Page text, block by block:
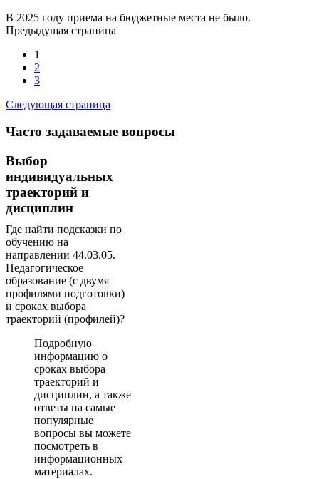
В 2025 году приема на бюд­жетные места не было.
Предыдущая страница
1
2
3
Следующая страница
Часто задаваемые вопросы
Выбор
индивидуальных
траекторий и
дисциплин
Где найти подсказки по
обучению на
направлении 44.03.05.
Педагогическое
образование (с двумя
профилями подготовки)
и сроках выбора
траекторий (профилей)?
Подробную
информацию о
сроках выбора
траекторий и
дисциплин, а также
ответы на самые
популярные
вопросы вы можете
посмотреть в
информационных
материалах.